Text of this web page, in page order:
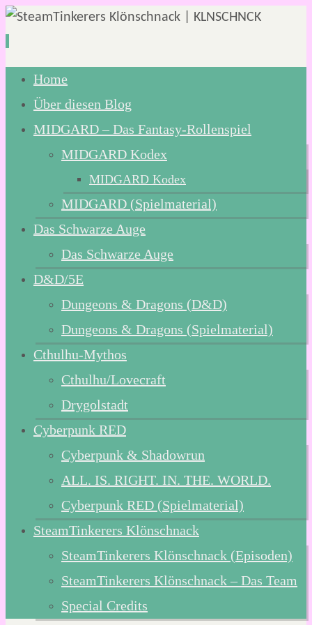
Zum
Inhalt
springen
Home
Über diesen Blog
MIDGARD – Das Fantasy-Rollenspiel
MIDGARD Kodex
MIDGARD Kodex
MIDGARD (Spielmaterial)
Das Schwarze Auge
Das Schwarze Auge
D&D/5E
Dungeons & Dragons (D&D)
Dungeons & Dragons (Spielmaterial)
Cthulhu-Mythos
Cthulhu/Lovecraft
Drygolstadt
Cyberpunk RED
Cyberpunk & Shadowrun
ALL. IS. RIGHT. IN. THE. WORLD.
Cyberpunk RED (Spielmaterial)
SteamTinkerers Klönschnack
SteamTinkerers Klönschnack (Episoden)
SteamTinkerers Klönschnack – Das Team
Special Credits